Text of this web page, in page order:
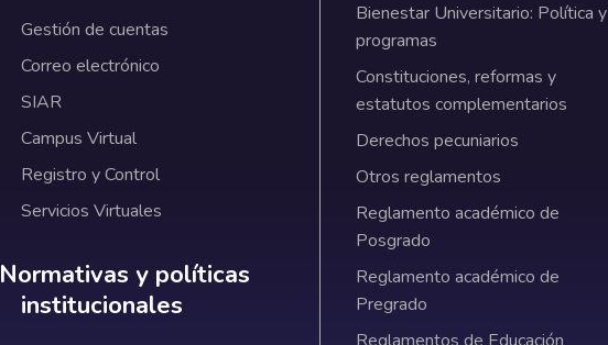
Gestión de cuentas
Correo electrónico
SIAR
Campus Virtual
Registro y Control
Servicios Virtuales
Normativas y políticas institucionales
Normativas y políticas
institucionales
Bienestar Universitario: Política y
programas
Constituciones, reformas y
estatutos complementarios
Derechos pecuniarios
Otros reglamentos
Reglamento académico de
Posgrado
Reglamento académico de
Pregrado